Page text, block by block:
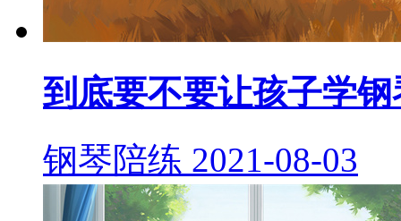
到底要不要让孩子学钢
钢琴陪练 2021-08-03